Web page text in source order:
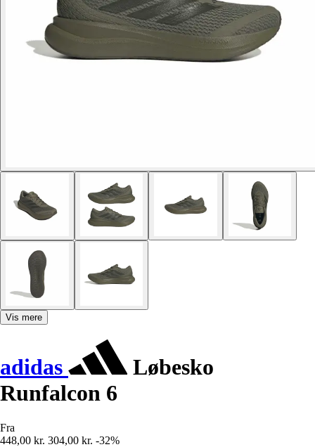
Vis mere
adidas
Løbesko
Runfalcon 6
Fra
448,00 kr. 304,00 kr. -32%